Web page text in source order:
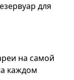
для
на самой
каждом